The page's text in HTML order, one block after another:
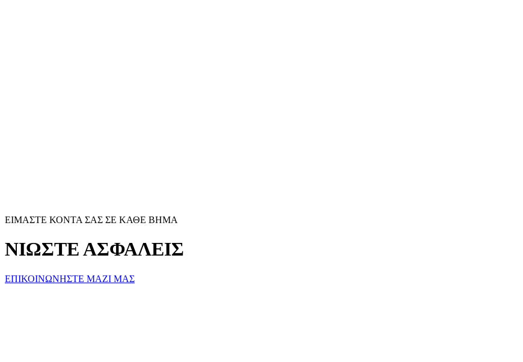
ΕΙΜΑΣΤΕ ΚΟΝΤΑ ΣΑΣ ΣΕ ΚΑΘΕ ΒΗΜΑ
ΝΙΩΣΤΕ ΑΣΦΑΛΕΙΣ
ΕΠΙΚΟΙΝΩΝΗΣΤΕ ΜΑΖΙ ΜΑΣ